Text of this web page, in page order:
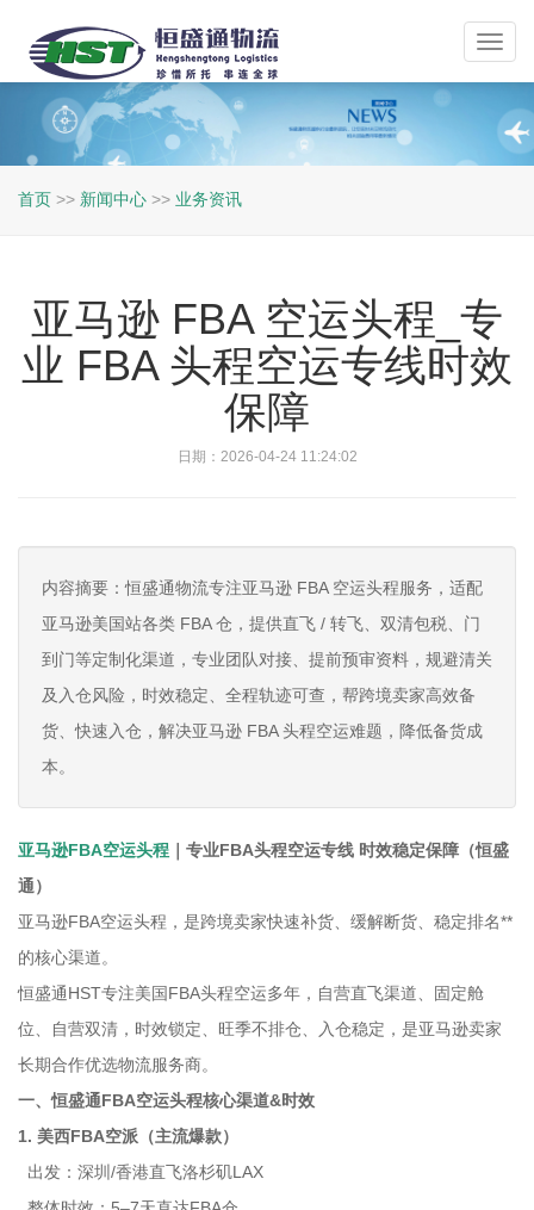
首页 >> 新闻中心 >> 业务资讯
亚马逊 FBA 空运头程_专
业 FBA 头程空运专线时效
保障
日期：2026-04-24 11:24:02
内容摘要：恒盛通物流专注亚马逊 FBA 空运头程服务，适配
亚马逊美国站各类 FBA 仓，提供直飞 / 转飞、双清包税、门
到门等定制化渠道，专业团队对接、提前预审资料，规避清关
及入仓风险，时效稳定、全程轨迹可查，帮跨境卖家高效备
货、快速入仓，解决亚马逊 FBA 头程空运难题，降低备货成
本。
亚马逊FBA空运头程 ｜专业FBA头程空运专线 时效稳定保障（恒盛
通）
亚马逊FBA空运头程，是跨境卖家快速补货、缓解断货、稳定排名**
的核心渠道。
恒盛通HST专注美国FBA头程空运多年，自营直飞渠道、固定舱
位、自营双清，时效锁定、旺季不排仓、入仓稳定，是亚马逊卖家
长期合作优选物流服务商。
一、恒盛通FBA空运头程核心渠道&时效
1. 美西FBA空派（主流爆款）
出发：深圳/香港直飞洛杉矶LAX